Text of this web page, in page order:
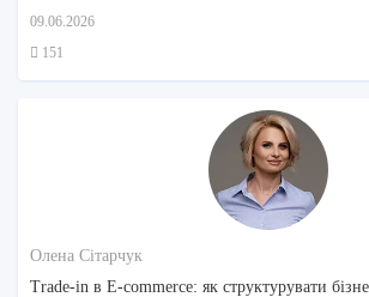
09.06.2026
151
Олена Сітарчук
Trade-in в E-commerce: як структурувати